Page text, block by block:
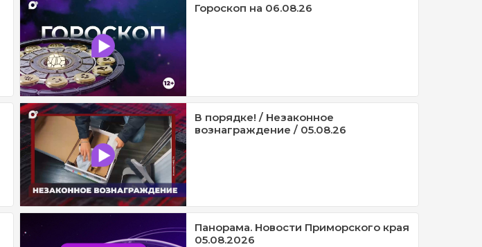
Гороскоп на 06.08.26
В порядке! / Незаконное
вознаграждение / 05.08.26
Панорама. Новости Приморского края
05.08.2026